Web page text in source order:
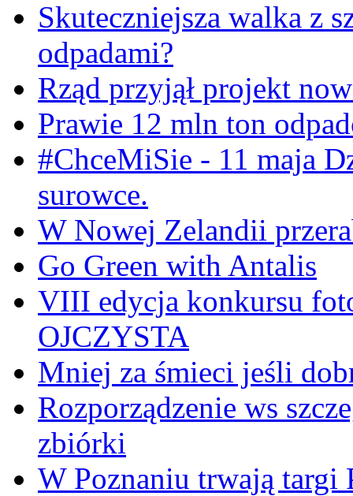
Skuteczniejsza walka z
odpadami?
Rząd przyjął projekt
Prawie 12 mln ton
#ChceMiSie - 11 maja
surowce.
W Nowej Zelandii
Go Green with Antalis
VIII edycja konkursu
OJCZYSTA
Mniej za śmieci jeśli
Rozporządzenie ws
zbiórki
W Poznaniu trwają